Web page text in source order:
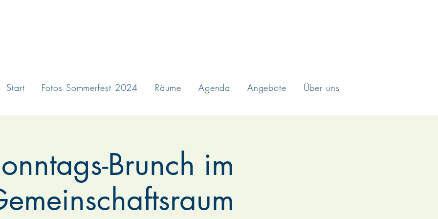
Start Fotos Sommerfest 2024 Räume Agenda Angebote Über uns
Brunch im